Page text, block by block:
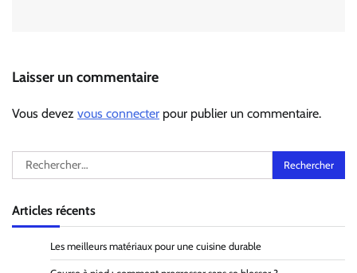
Laisser un commentaire
Vous devez vous connecter pour publier un commentaire.
Rechercher :
Articles récents
Les meilleurs matériaux pour une cuisine durable